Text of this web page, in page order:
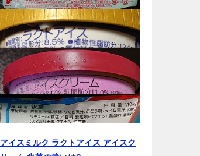
アイスミルク ラクトアイス アイスク